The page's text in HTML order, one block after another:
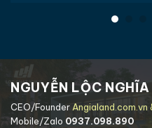
NGUYỄN LỘC NGHĨA
CEO/Founder Angialand.com.vn
Mobile/Zalo 0937.098.890